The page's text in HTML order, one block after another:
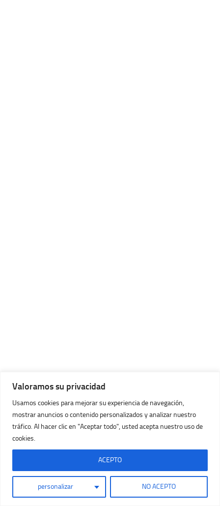
Valoramos su privacidad
Usamos cookies para mejorar su experiencia de navegación,
mostrar anuncios o contenido personalizados y analizar nuestro
tráfico. Al hacer clic en "Aceptar todo", usted acepta nuestro uso de
cookies.
personalizar NO ACEPTO
ACEPTO